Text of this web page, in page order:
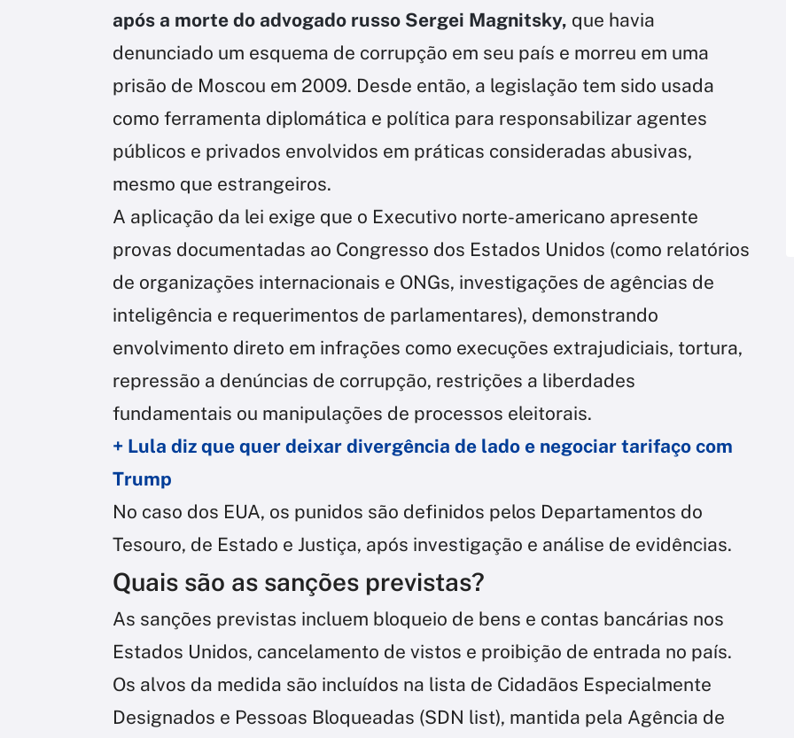
após a morte do advogado russo Sergei Magnitsky, que havia
denunciado um esquema de corrupção em seu país e morreu em uma
prisão de Moscou em 2009. Desde então, a legislação tem sido usada
como ferramenta diplomática e política para responsabilizar agentes
públicos e privados envolvidos em práticas consideradas abusivas,
mesmo que estrangeiros.
A aplicação da lei exige que o Executivo norte-americano apresente
provas documentadas ao Congresso dos Estados Unidos (como relatórios
de organizações internacionais e ONGs, investigações de agências de
inteligência e requerimentos de parlamentares), demonstrando
envolvimento direto em infrações como execuções extrajudiciais, tortura,
repressão a denúncias de corrupção, restrições a liberdades
fundamentais ou manipulações de processos eleitorais.
+ Lula diz que quer deixar divergência de lado e negociar tarifaço com
Trump
No caso dos EUA, os punidos são definidos pelos Departamentos do
Tesouro, de Estado e Justiça, após investigação e análise de evidências.
Quais são as sanções previstas?
As sanções previstas incluem bloqueio de bens e contas bancárias nos
Estados Unidos, cancelamento de vistos e proibição de entrada no país.
Os alvos da medida são incluídos na lista de Cidadãos Especialmente
Designados e Pessoas Bloqueadas (SDN list), mantida pela Agência de